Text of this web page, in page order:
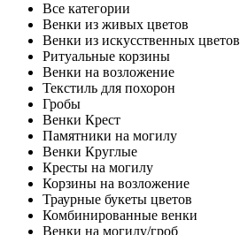
Все категории
Венки из живых цветов
Венки из искусственных цветов
Ритуальные корзины
Венки на возложение
Текстиль для похорон
Гробы
Венки Крест
Памятники на могилу
Венки Круглые
Кресты на могилу
Корзины на возложение
Траурные букеты цветов
Комбинированные венки
Венки на могилу/гроб